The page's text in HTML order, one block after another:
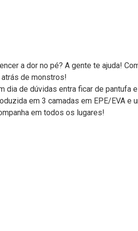
a dor no pé? A gente te ajuda!
de monstros!
de dúvidas entra ficar de pantufa
em 3 camadas em EPE/EVA e
em todos os lugares!